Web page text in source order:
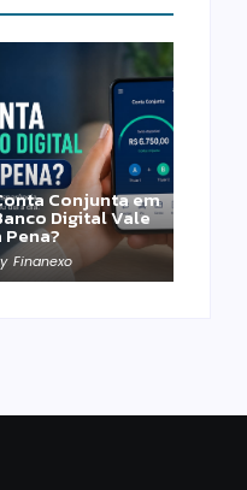
Conjunta em
Digital Vale
Pena?
Finanexo